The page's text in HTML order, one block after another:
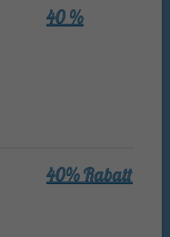
40 %
40% Rabatt